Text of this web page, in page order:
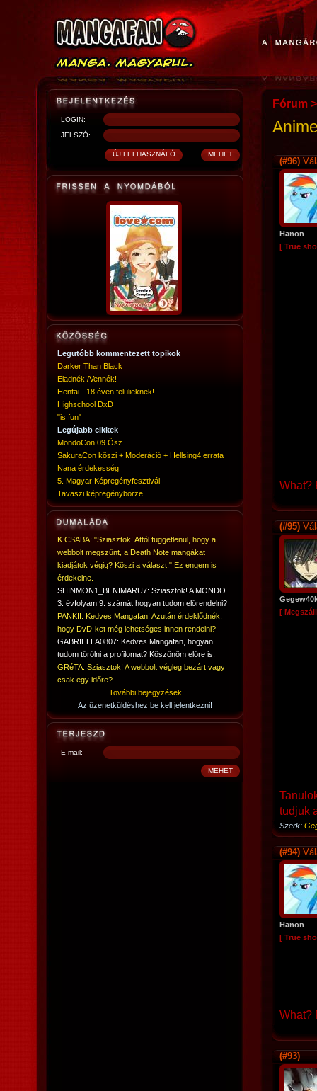
LOGIN:
JELSZÓ:
Legutóbb kommentezett topikok
Darker Than Black
Eladnék!/Vennék!
Hentai - 18 éven felülieknek!
Highschool DxD
"is fun"
Legújabb cikkek
MondoCon 09 Ősz
SakuraCon köszi + Moderáció + Hellsing4 errata
Nana érdekesség
5. Magyar Képregényfesztivál
Tavaszi képregénybörze
K.CSABA: "Sziasztok! Attól függetlenül, hogy a
webbolt megszűnt, a Death Note mangákat
kiadjátok végig? Köszi a választ." Ez engem is
érdekelne.
SHINMON1_BENIMARU7: Sziasztok! A MONDO
3. évfolyam 9. számát hogyan tudom előrendelni?
PANKII: Kedves Mangafan! Azután érdeklődnék,
hogy DvD-ket még lehetséges innen rendelni?
GABRIELLA0807: Kedves Mangafan, hogyan
tudom törölni a profilomat? Köszönöm előre is.
GRéTA: Sziasztok! A webbolt végleg bezárt vagy
csak egy időre?
További bejegyzések
Az üzenetküldéshez be kell jelentkezni!
E-mail:
Fórum
(#96)
Hanon
[ True
What?
(#95)
[
tudjuk
Szerk:
(#94)
Hanon
[ True
What?
(#93)